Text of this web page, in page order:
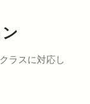
ラスに対応し